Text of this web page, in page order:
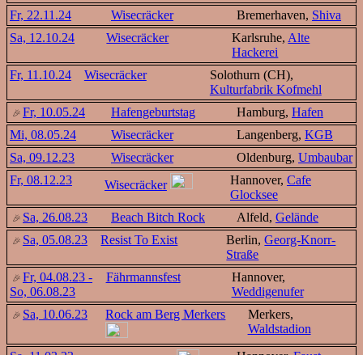
Fr, 22.11.24
Wisecräcker Bremerhaven, Shiva
Sa, 12.10.24
Wisecräcker Karlsruhe, Alte
Hackerei
Fr, 11.10.24
Wisecräcker
Solothurn (CH),
Kulturfabrik Kofmehl
Fr, 10.05.24
Hafengeburtstag Hamburg, Hafen
Mi, 08.05.24
Wisecräcker Langenberg, KGB
Sa, 09.12.23
Wisecräcker Oldenburg, Umbaubar
Fr, 08.12.23
Wisecräcker Hannover, Cafe
Glocksee
Sa, 26.08.23
Beach Bitch Rock Alfeld, Gelände
Sa, 05.08.23
Resist To Exist Berlin,Georg-Knorr-
Straße
Fr, 04.08.23 -
So, 06.08.23
Fährmannsfest
Hannover,
Weddigenufer
Sa, 10.06.23
Rock am Berg Merkers
Merkers,
Waldstadion